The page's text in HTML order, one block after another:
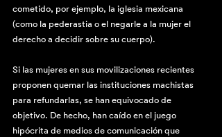
cometido, por ejemplo, la iglesia mexicana
(como la pederastia o el negarle a la mujer el
derecho a decidir sobre su cuerpo).
Si las mujeres en sus movilizaciones recientes
proponen quemar las instituciones machistas
para refundarlas, se han equivocado de
objetivo. De hecho, han caído en el juego
hipócrita de medios de comunicación que